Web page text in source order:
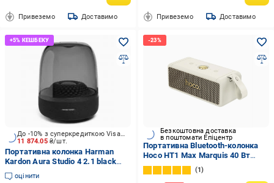
Привеземо Доставимо Привеземо Доставимо
11 874.05 ₴/шт.
До -10% з суперкредиткою Visa Вигода
Портативна колонка Harman
Kardon Aura Studio 4 2.1 black
(HKAURAS4BLKEP)
оцінити
Безкоштовна доставка
в поштомати Епіцентр
Портативна Bluetooth-колонка
Hoco HT1 Max Marquis 40 Вт
TWS 4000 мАг Білий (30777930)
1